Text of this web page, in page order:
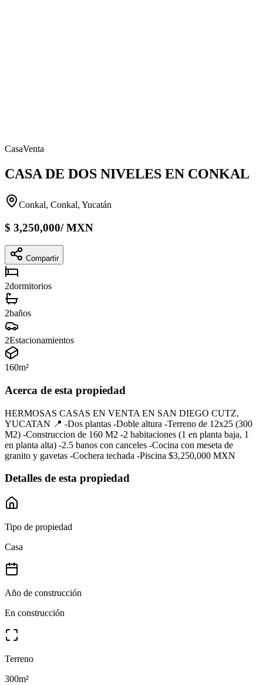
CasaVenta
CASA DE DOS NIVELES EN CONKAL
Conkal, Conkal, Yucatán
$ 3,250,000/MXN
Compartir
2dormitorios
2baños
2Estacionamientos
160m²
Acerca de esta propiedad
HERMOSAS CASAS EN VENTA EN SAN DIEGO CUTZ,
YUCATAN 📍 -Dos plantas -Doble altura -Terreno de 12x25 (300
M2) -Construccion de 160 M2 -2 habitaciones (1 en planta baja, 1
en planta alta) -2.5 banos con canceles -Cocina con meseta de
granito y gavetas -Cochera techada -Piscina $3,250,000 MXN
Detalles de esta propiedad
Tipo de propiedad
Casa
Año de construcción
En construcción
Terreno
300m²